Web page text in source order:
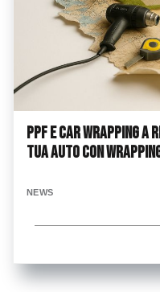
PPF e Car Wrapping
tua auto con
NEWS
...